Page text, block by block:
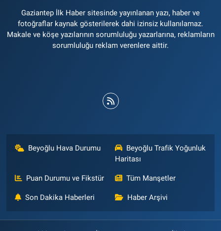
Gaziantep İlk Haber sitesinde yayınlanan yazı, haber ve
fotoğraflar kaynak gösterilerek dahi izinsiz kullanılamaz.
Makale ve köşe yazılarının sorumluluğu yazarlarına, reklamların
sorumluluğu reklam verenlere aittir.
Beyoğlu Hava Durumu
Beyoğlu Trafik Yoğunluk
Haritası
Puan Durumu ve Fikstür Tüm Manşetler
Son Dakika Haberleri Haber Arşivi